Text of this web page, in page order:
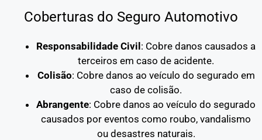
Coberturas do Seguro Automotivo
Responsabilidade Civil: Cobre danos causados a
terceiros em caso de acidente.
Colisão: Cobre danos ao veículo do segurado em
caso de colisão.
Abrangente: Cobre danos ao veículo do segurado
causados por eventos como roubo, vandalismo
ou desastres naturais.